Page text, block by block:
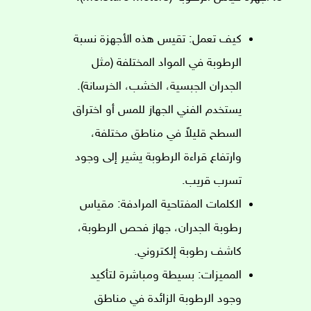
كيف تعمل: تقيس هذه الأجهزة نسبة
الرطوبة في المواد المختلفة (مثل
الجدران الجبسية، الخشب، الخرسانة).
يستخدم الفني الجهاز للمس أو اختراق
السطح قليلاً في مناطق مختلفة،
وارتفاع قراءة الرطوبة يشير إلى وجود
تسرب قريب.
الكلمات المفتاحية المرادفة: مقياس
رطوبة الجدران، جهاز فحص الرطوبة،
كاشف رطوبة إلكتروني.
المميزات: بسيطة ومباشرة لتأكيد
وجود الرطوبة الزائدة في مناطق